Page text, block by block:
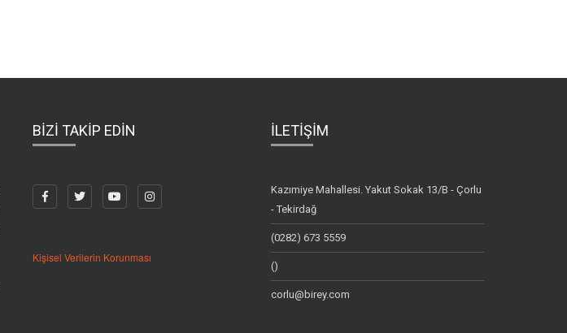
BİZİ TAKİP EDİN
Kişisel Verilerin Korunması
İLETİŞİM
Kazımiye Mahallesi. Yakut Sokak 13/B - Çorlu
- Tekirdağ
(0282) 673 5559
()
corlu@birey.com